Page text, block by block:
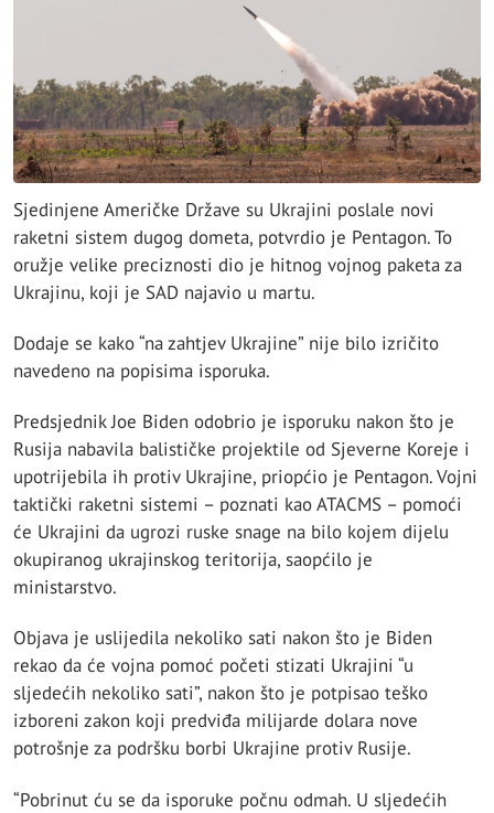
Sjedinjene Američke Države su Ukrajini poslale novi
raketni sistem dugog dometa, potvrdio je Pentagon. To
oružje velike preciznosti dio je hitnog vojnog paketa za
Ukrajinu, koji je SAD najavio u martu.
Dodaje se kako “na zahtjev Ukrajine” nije bilo izričito
navedeno na popisima isporuka.
Predsjednik Joe Biden odobrio je isporuku nakon što je
Rusija nabavila balističke projektile od Sjeverne Koreje i
upotrijebila ih protiv Ukrajine, priopćio je Pentagon. Vojni
taktički raketni sistemi – poznati kao ATACMS – pomoći
će Ukrajini da ugrozi ruske snage na bilo kojem dijelu
okupiranog ukrajinskog teritorija, saopćilo je
ministarstvo.
Objava je uslijedila nekoliko sati nakon što je Biden
rekao da će vojna pomoć početi stizati Ukrajini “u
sljedećih nekoliko sati”, nakon što je potpisao teško
izboreni zakon koji predviđa milijarde dolara nove
potrošnje za podršku borbi Ukrajine protiv Rusije.
“Pobrinut ću se da isporuke počnu odmah. U sljedećih